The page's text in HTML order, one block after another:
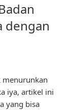
dengan
menurunkan
iya, artikel ini
yang bisa